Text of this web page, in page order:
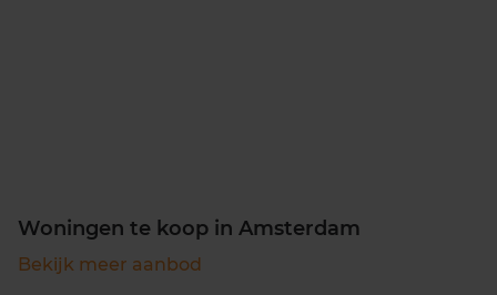
Woningen te koop in Amsterdam
Bekijk meer aanbod